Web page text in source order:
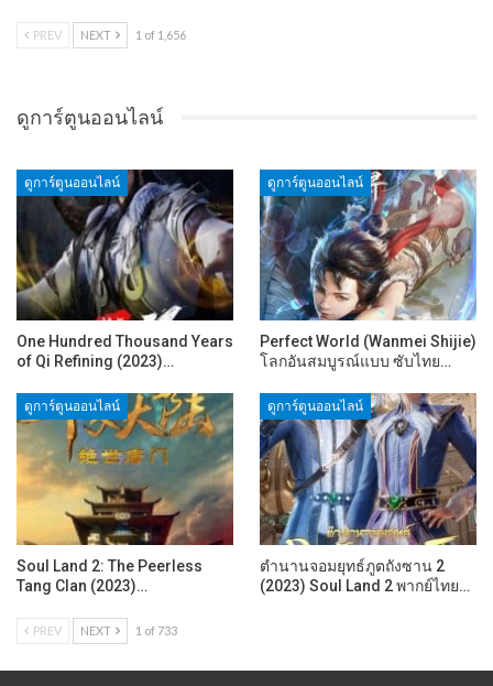
PREV NEXT 1 of 1,656
ดูการ์ตูนออนไลน์
ดูการ์ตูนออนไลน์
One Hundred Thousand Years
of Qi Refining (2023)…
ดูการ์ตูนออนไลน์
Perfect World (Wanmei Shijie)
โลกอันสมบูรณ์แบบ ซับไทย…
ดูการ์ตูนออนไลน์
Soul Land 2: The Peerless
Tang Clan (2023)…
ดูการ์ตูนออนไลน์
ตำนานจอมยุทธ์ภูตถังซาน 2
(2023) Soul Land 2 พากย์ไทย…
PREV NEXT 1 of 733